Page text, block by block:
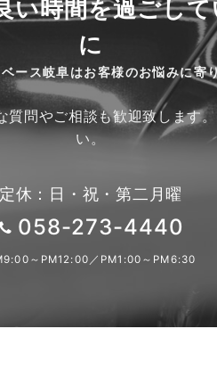
い時間を過ごし
に
ース岐阜はお客様のお悩みに寄
質問やご相談も歓迎致します
い。
定休：日・祝・第二月曜
058-273-4440
～PM12:00／PM1:00～PM6:30